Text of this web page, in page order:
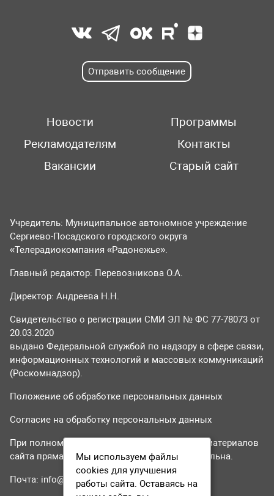
Отправить сообщение
Новости
Программы
Рекламодателям
Контакты
Вакансии
Старый сайт
Учредитель: Муниципальное автономное учреждение
Сергиево-Посадского городского округа
«Телерадиокомпания «Радонежье».
Главный редактор: Перевозникова О.А.
Директор: Андреева Н.Н.
Свидетельство о регистрации СМИ ЭЛ № ФС 77-78073 от
20.03.2020
выдано Федеральной службой по надзору в сфере связи,
информационных технологий и массовых коммуникаций
(Роскомнадзор).
Положение об обработке персональных данных
Согласие на обработку персональных данных
При полном или частичном использовании материалов
сайта прямая гиперссылка на tvr24.tv обязательна.
Почта: info@tvr24.tv
Мы используем файлы
cookies для улучшения
работы сайта. Оставаясь на